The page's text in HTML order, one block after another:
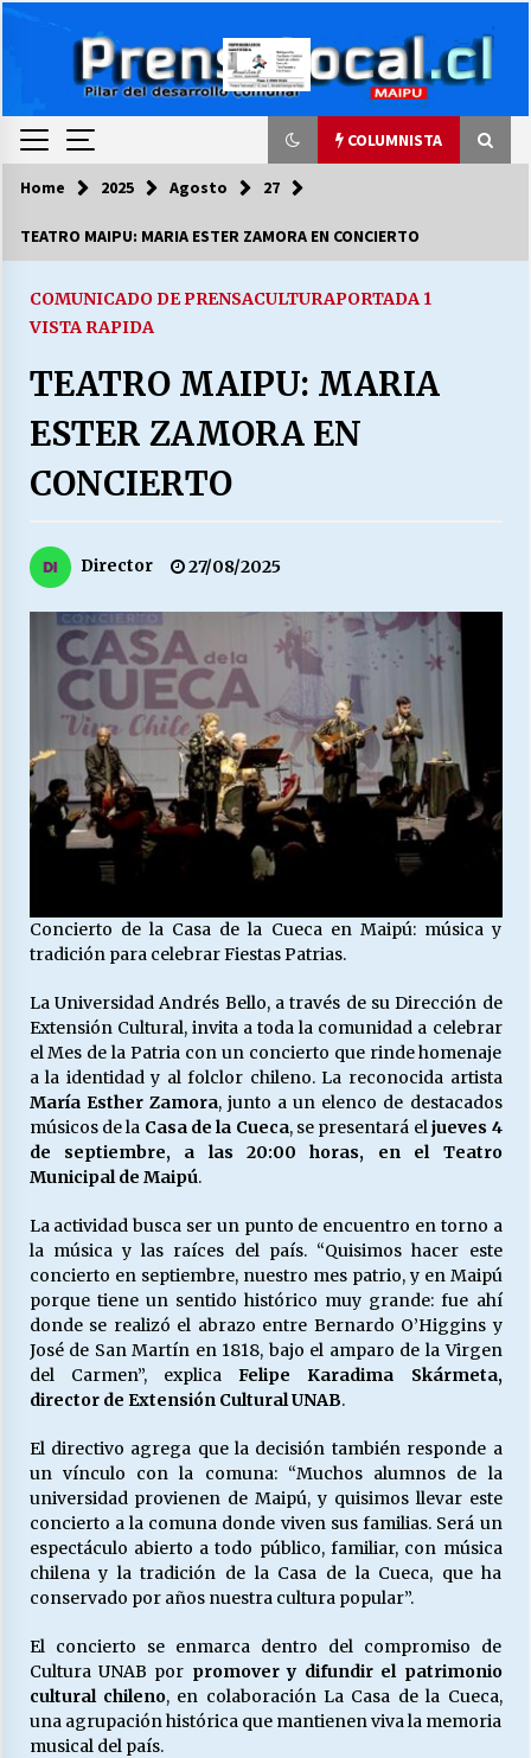
COLUMNISTA
COLUMNISTA
cuándo van a bajar?
LA DC POR SIEMPRE.RECORDANDO 69 AÑOS DE
HISTORIA
28/07/2026
“ORGULLOSOS DE SER DC” SALUDA EL
LABORAL:
13/07/2026
Escuela hospitalaria El Carmen de Maipu.
25/06/2026
¿Qué habrían dicho?
23/06/2026
VOLVER A SER ALTERNATIVA
16/06/2026
MUNICIPALIDADES, HONORARIOS, DESPIDOS
28/05/2026
Releyendo la Rerum Novarum a 135 años. “La
cuestión social hoy”.
16/05/2026
S.O.S. a los ricos, Save Our Souls (Salvar
Nuestras Almas)
30/04/2026
¿Asesores con doble sueldo?
18/04/2026
Chile y sus segmentos de la riqueza
06/04/2026
Home 2025 Agosto 27
TEATRO MAIPU: MARIA ESTER ZAMORA EN CONCIERTO
COMUNICADO DE PRENSACULTURAPORTADA 1
VISTA RAPIDA
TEATRO MAIPU: MARIA
ESTER ZAMORA EN
CONCIERTO
Director 27/08/2025
Concierto de la Casa de la Cueca en Maipú: música y
tradición para celebrar Fiestas Patrias.
La Universidad Andrés Bello, a través de su Dirección de
Extensión Cultural, invita a toda la comunidad a celebrar
el Mes de la Patria con un concierto que rinde homenaje
a la identidad y al folclor chileno. La reconocida artista
María Esther Zamora, junto a un elenco de destacados
músicos de la Casa de la Cueca, se presentará eljueves 4
de septiembre, a las 20:00 horas, en el Teatro
Municipal de Maipú.
La actividad busca ser un punto de encuentro en torno a
la música y las raíces del país. “Quisimos hacer este
concierto en septiembre, nuestro mes patrio, y en Maipú
porque tiene un sentido histórico muy grande: fue ahí
donde se realizó el abrazo entre Bernardo O’Higgins y
José de San Martín en 1818, bajo el amparo de la Virgen
del Carmen”, explicaFelipe Karadima Skármeta,
director de Extensión Cultural UNAB.
El directivo agrega que la decisión también responde a
un vínculo con la comuna: “Muchos alumnos de la
universidad provienen de Maipú, y quisimos llevar este
concierto a la comuna donde viven sus familias. Será un
espectáculo abierto a todo público, familiar, con música
chilena y la tradición de la Casa de la Cueca, que ha
conservado por años nuestra cultura popular”.
El concierto se enmarca dentro del compromiso de
Cultura UNAB por promover y difundir el patrimonio
cultural chileno, en colaboración La Casa de la Cueca,
una agrupación histórica que mantienen viva la memoria
musical del país.